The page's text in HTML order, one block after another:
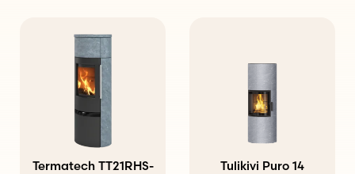
Termatech TT21RHS-
Tulikivi Puro 14
produkten
varianter.